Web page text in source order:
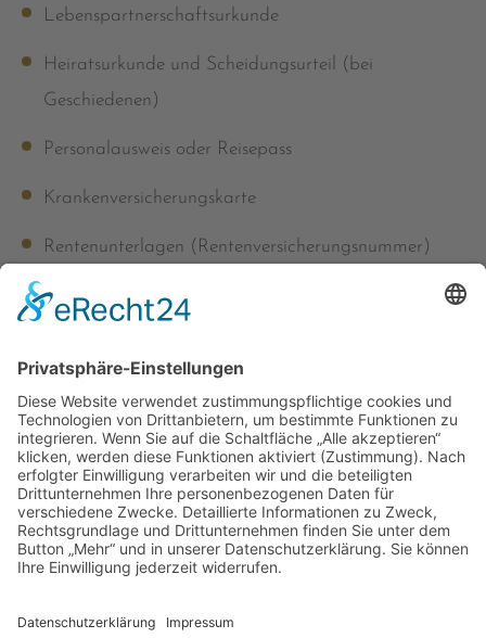
Lebenspartnerschaftsurkunde
Heiratsurkunde und Scheidungsurteil (bei
Geschiedenen)
Personalausweis oder Reisepass
Krankenversicherungskarte
Rentenunterlagen (Rentenversicherungsnummer)
Bestattungsvorsorgevertrag
Graburkunde
Schwerbehindertenausweis
Unterlagen von Sterbekassen und allen
Versicherungen